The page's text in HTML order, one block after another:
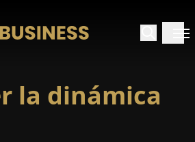
la dinámica